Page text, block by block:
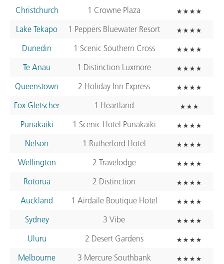
Christchurch
1 Crowne Plaza
Lake Tekapo
1 Peppers Bluewater Resort
Dunedin
1 Scenic Southern Cross
Te Anau
1 Distinction Luxmore
Queenstown
2 Holiday Inn Express
Fox Gletscher
1 Heartland
Punakaiki
1 Scenic Hotel Punakaiki
Nelson
1 Rutherford Hotel
Wellington
2 Travelodge
Rotorua
2 Distinction
Auckland
1 Airdaile Boutique Hotel
Sydney
3 Vibe
Uluru
2 Desert Gardens
Melbourne
3 Mercure Southbank